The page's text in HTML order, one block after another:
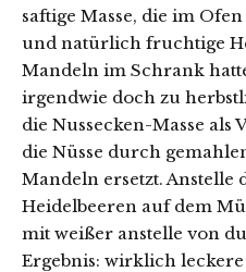
saftige Masse, die im
und natürlich fruchtige
Mandeln im Schrank
irgendwie doch zu
die Nussecken-Masse
die Nüsse durch
Mandeln ersetzt. Anstelle
Heidelbeeren auf dem
mit weißer anstelle von
Ergebnis: wirklich